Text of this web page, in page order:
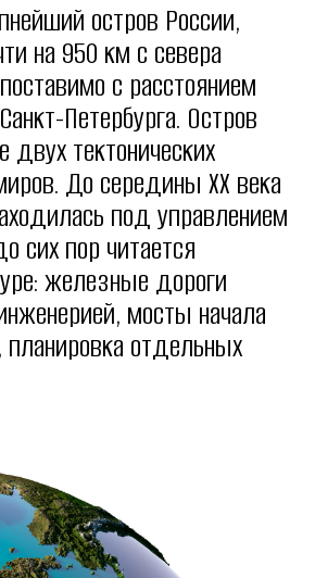
остров России,
на 950 км с севера
с расстоянием
Петербурга. Остров
тектонических
До середины XX века
под управлением
сих пор читается
железные дороги
мосты начала
планировка отдельных